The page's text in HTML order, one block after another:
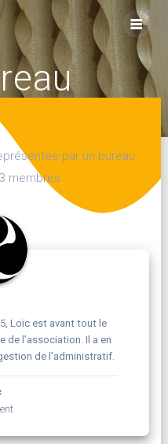
par un bureau
membres
Loïc est avant tout le
de l’association. Il a en
de l’administratif.